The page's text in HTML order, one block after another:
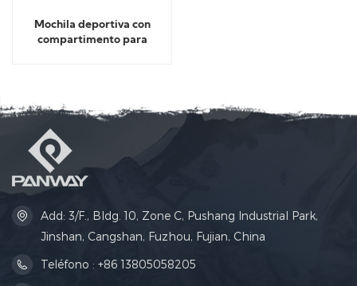
Mochila deportiva con
compartimento para
Add: 3/F., Bldg. 10, Zone C, Pushang Industrial Park,
Jinshan, Cangshan, Fuzhou, Fujian, China
Teléfono : +86 13805058205